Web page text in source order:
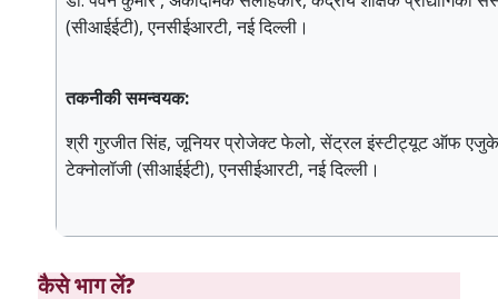
(सीआईईटी), एनसीईआरटी, नई दिल्ली।
तकनीकी समन्वयक:
श्री गुरजीत सिंह, जूनियर प्रोजेक्ट फेलो, सेंट्रल इंस्टीट्यूट ऑफ
टेक्नोलॉजी (सीआईईटी), एनसीईआरटी, नई दिल्ली।
कैसे भाग लें?